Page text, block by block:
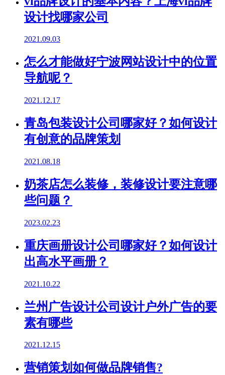
设计找哪家公司
2021.09.03
怎么才能做好宁波网站设计中的位置
导航呢？
2021.12.17
青岛包装设计公司哪家好？如何设计
有创意的品牌策划
2021.08.18
奶茶店怎么装修，装修设计要注意哪
些问题？
2023.02.23
重庆画册设计公司哪家好？如何设计
出高水平画册？
2021.10.22
兰州广告设计公司设计户外广告的要
素有哪些
2021.12.15
营销策划如何做品牌销售?